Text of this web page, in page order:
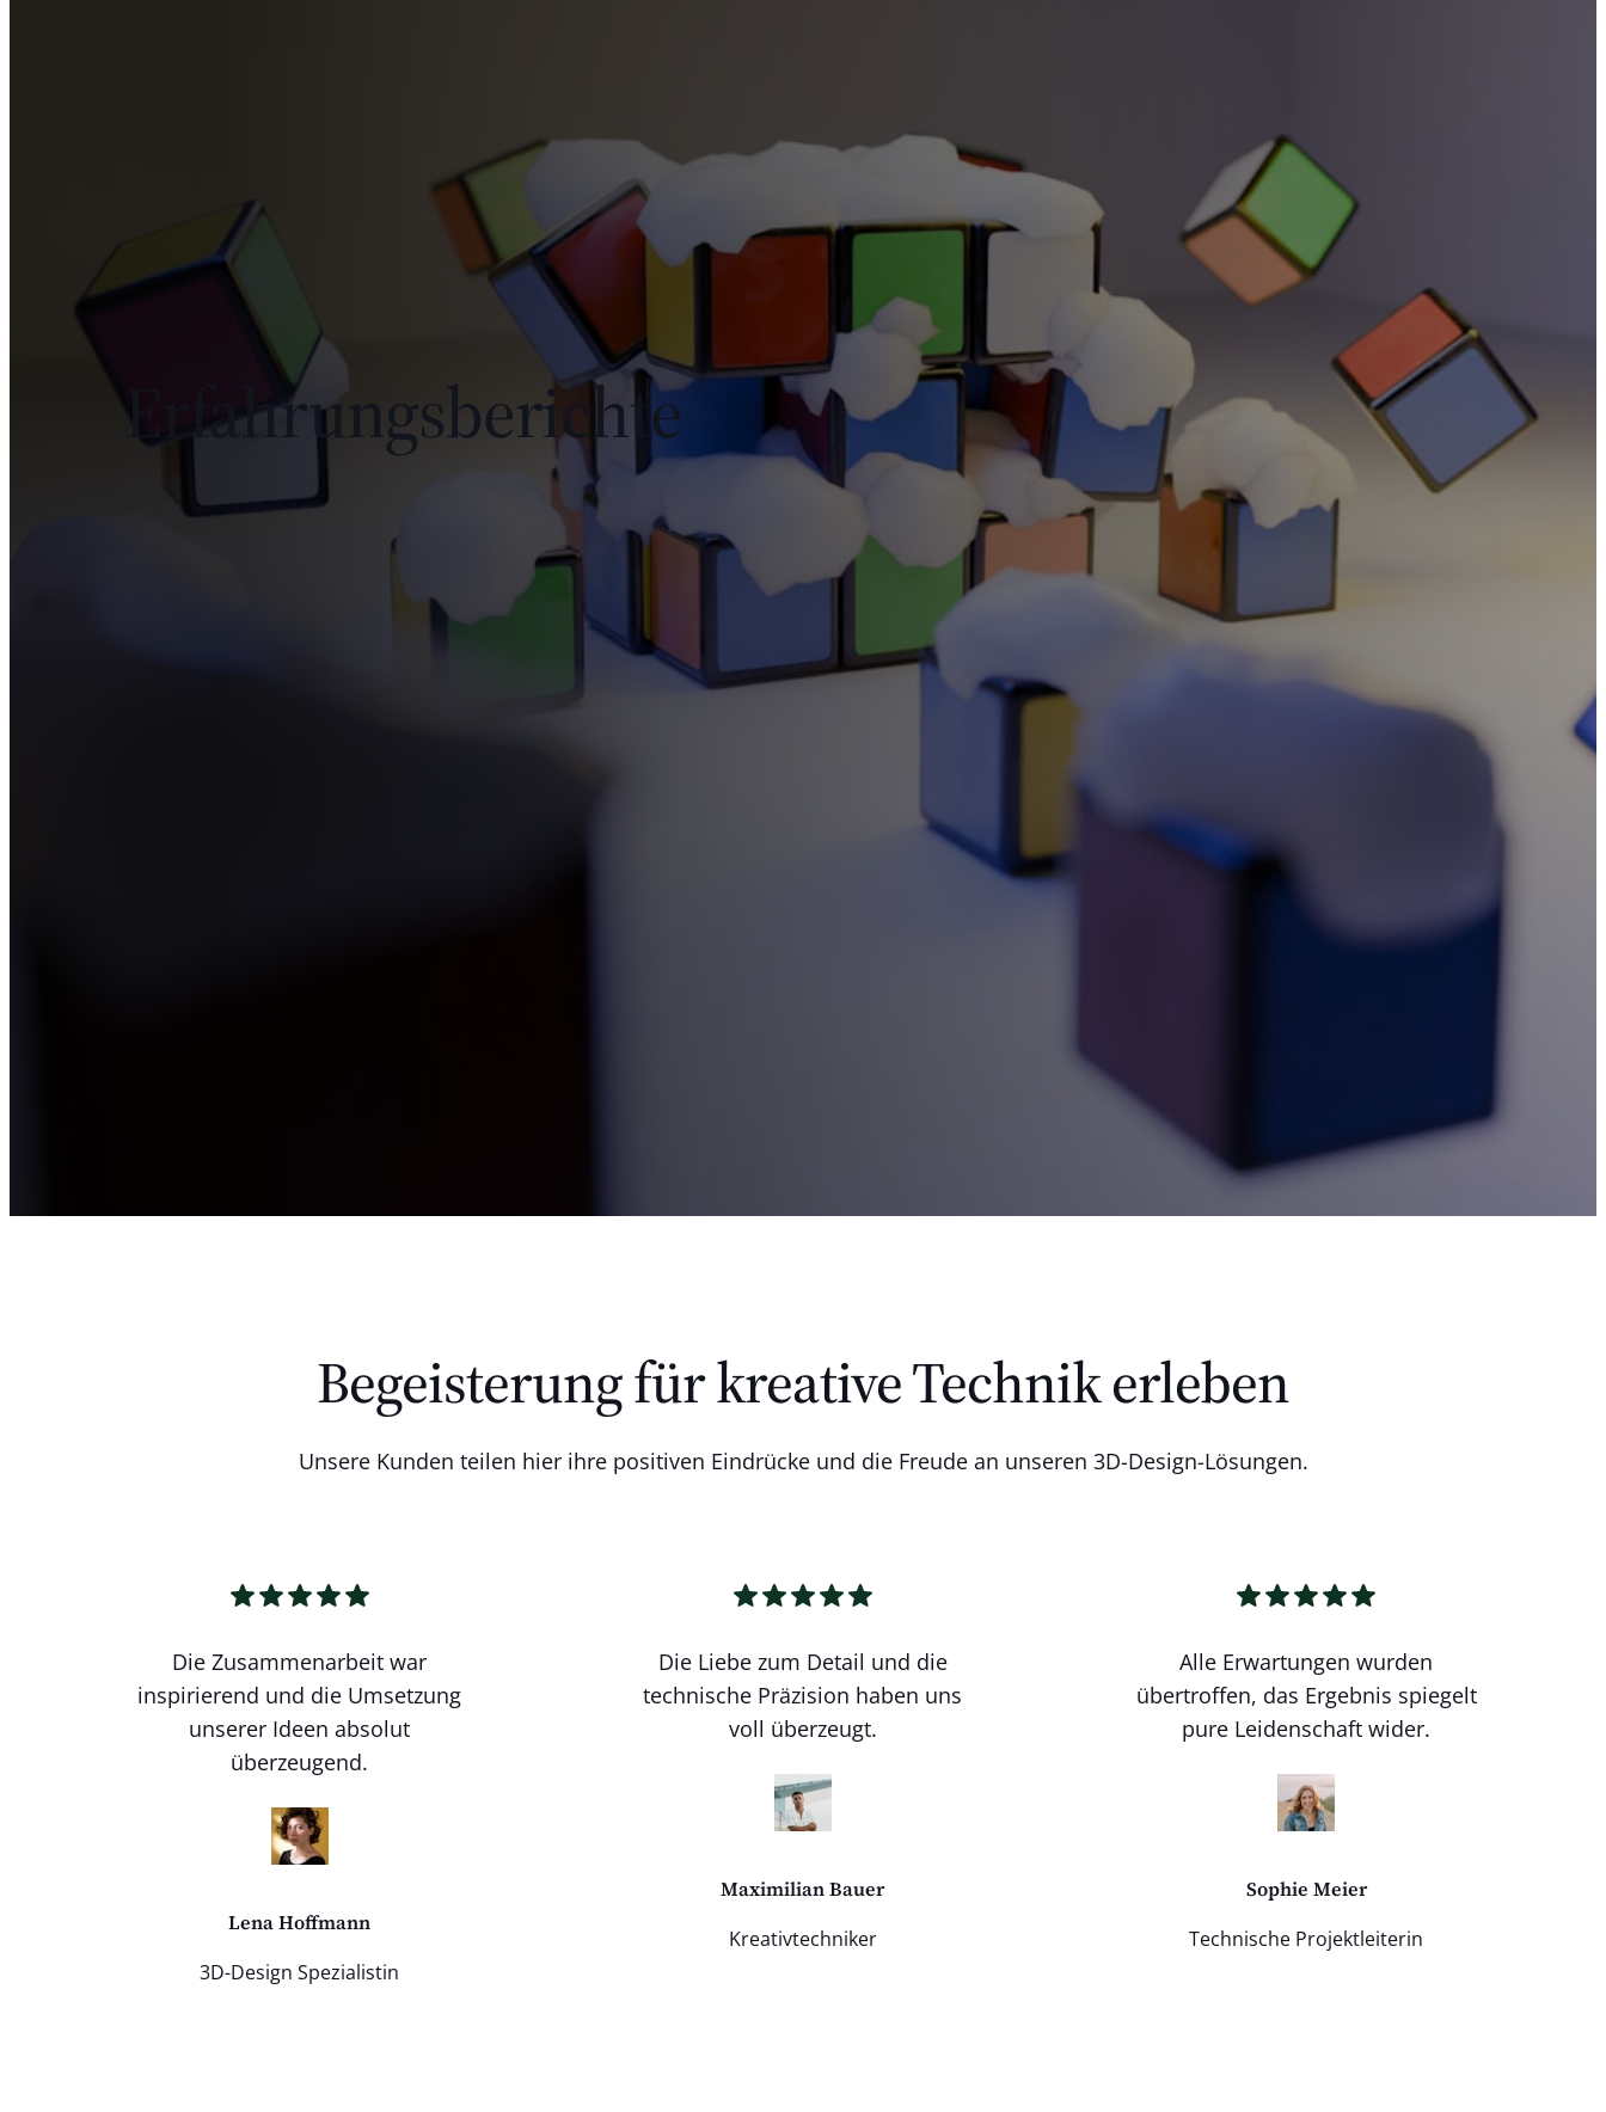
Erfahrungsberichte
Begeisterung für kreative Technik erleben
Unsere Kunden teilen hier ihre positiven Eindrücke und die Freude an unseren 3D-Design-Lösungen.
Die Zusammenarbeit war
inspirierend und die Umsetzung
unserer Ideen absolut
überzeugend.
Lena Hoffmann
3D-Design Spezialistin
Die Liebe zum Detail und die
technische Präzision haben uns
voll überzeugt.
Maximilian Bauer
Kreativtechniker
Alle Erwartungen wurden
übertroffen, das Ergebnis spiegelt
pure Leidenschaft wider.
Sophie Meier
Technische Projektleiterin